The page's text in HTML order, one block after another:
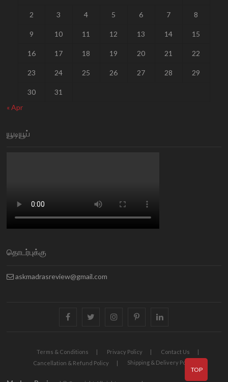
2 3 4 5 6 7 8
9 10 11 12 13 14 15
16 17 18 19 20 21 22
23 24 25 26 27 28 29
30
31
« Apr
யூடியூப்
தொடர்புக்கு
askmadrasreview@gmail.com
facebook twitter instagrampinterestlinkedin
Terms & Conditions Privacy Policy
Contact Us
Cancellation & Refund Policy
Shipping & Delivery Policy
TOP